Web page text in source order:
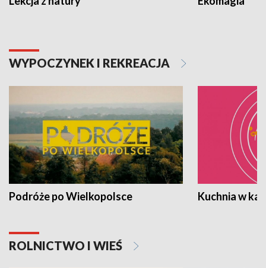
WYPOCZYNEK I REKREACJA
Podróże po Wielkopolsce Kuchnia w
ROLNICTWO I WIEŚ